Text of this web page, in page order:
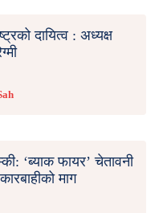
दायित्व : अध्यक्ष
‘ब्याक फायर’ चेतावनी
माग